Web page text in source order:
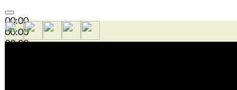
00:00
00:00
00:00